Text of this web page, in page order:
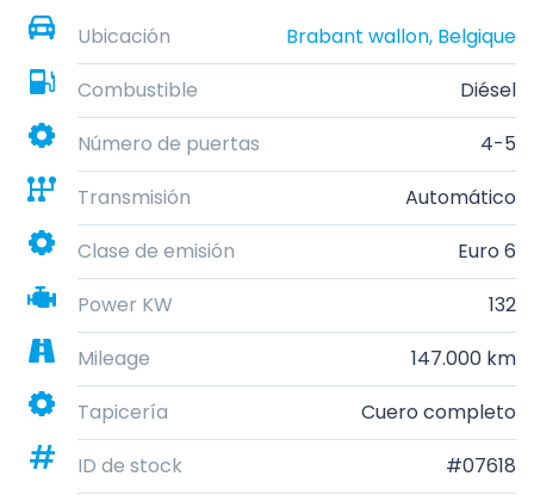
Ubicación
Brabant wallon, Belgique
Combustible
Diésel
Número de puertas
4-5
Transmisión
Automático
Clase de emisión
Euro 6
Power KW
132
Mileage
147.000 km
Tapicería
Cuero completo
ID de stock
#07618